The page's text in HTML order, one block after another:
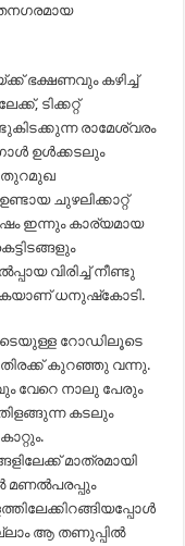
ഭക്ഷണവും കഴിച്ച്
ടിക്കറ്റ്
രാമേശ്വരം
ഉള്‍ക്കടലും
തുറമുഖ
ചുഴലിക്കാറ്റ്
ഇന്നും കാര്യമായ
വിരിച്ച് നീണ്ടു
ധനുഷ്‌കോടി.
റോഡിലൂടെ
കുറഞ്ഞു വന്നു.
വേറെ നാലു പേരും
കടലും
മാത്രമായി
മണല്‍പരപ്പും
ആ തണുപ്പില്‍